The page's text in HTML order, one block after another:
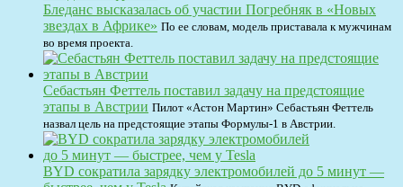
Бледанс высказалась об участии Погребняк в «Новых
звездах в Африке» По ее словам, модель приставала к мужчинам
во время проекта.
Себастьян Феттель поставил задачу на предстоящие
этапы в Австрии Пилот «Астон Мартин» Себастьян Феттель
назвал цель на предстоящие этапы Формулы-1 в Австрии.
BYD сократила зарядку электромобилей до 5 минут —